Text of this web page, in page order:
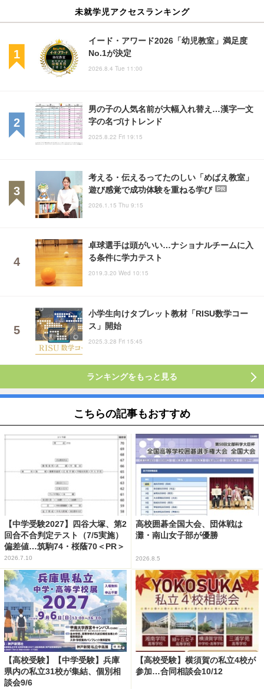
未就学児アクセスランキング
イード・アワード2026「幼児教室」満足度
No.1が決定
2026.8.4 Tue 11:00
男の子の人気名前が大幅入れ替え…漢字一文
字の名づけトレンド
2025.8.22 Fri 19:15
考える・伝えるってたのしい「めばえ教室」
遊び感覚で成功体験を重ねる学び
PR
2026.1.15 Thu 9:15
卓球選手は頭がいい…ナショナルチームに入
る条件に学力テスト
2019.3.20 Wed 10:15
小学生向けタブレット教材「RISU数学コー
ス」開始
2025.3.28 Fri 15:45
ランキングをもっと見る
こちらの記事もおすすめ
【中学受験2027】四谷大塚、第2
回合不合判定テスト（7/5実施）
偏差値…筑駒74・桜蔭70＜PR＞
2026.7.10
高校囲碁全国大会、団体戦は
灘・南山女子部が優勝
2026.8.5
【高校受験】【中学受験】兵庫
県内の私立31校が集結、個別相
談会9/6
【高校受験】横須賀の私立4校が
参加…合同相談会10/12